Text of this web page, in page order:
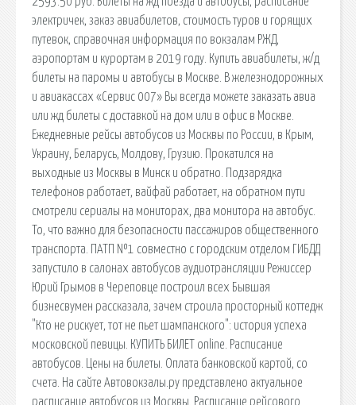
электричек, заказ авиабилетов, стоимость туров и горящих
путевок, справочная информация по вокзалам РЖД,
аэропортам и курортам в 2019 году. Купить авиабилеты, ж/д
билеты на паромы и автобусы в Москве. В железнодорожных
и авиакассах «Сервис 007» Вы всегда можете заказать авиа
или жд билеты с доставкой на дом или в офис в Москве.
Ежедневные рейсы автобусов из Москвы по России, в Крым,
Украину, Беларусь, Молдову, Грузию. Прокатился на
выходные из Москвы в Минск и обратно. Подзарядка
телефонов работает, вайфай работает, на обратном пути
смотрели сериалы на мониторах, два монитора на автобус.
То, что важно для безопасности пассажиров общественного
транспорта. ПАТП №1 совместно с городским отделом ГИБДД
запустило в салонах автобусов аудиотрансляции Режиссер
Юрий Грымов в Череповце построил всех Бывшая
бизнесвумен рассказала, зачем строила просторный коттедж
"Кто не рискует, тот не пьет шампанского": история успеха
московской певицы. КУПИТЬ БИЛЕТ online. Расписание
автобусов. Цены на билеты. Оплата банковской картой, со
счета. На сайте Автовокзалы.ру представлено актуальное
расписание автобусов из Москвы. Расписание рейсового